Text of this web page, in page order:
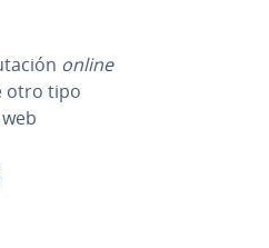
online
otro tipo